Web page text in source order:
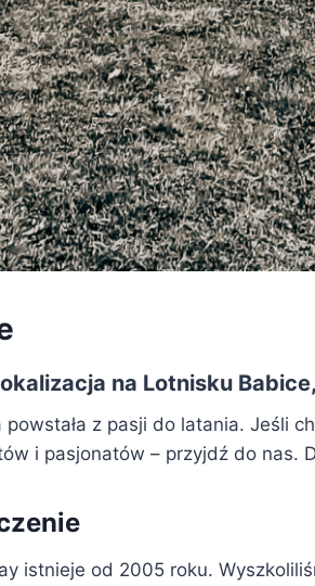
na Lotnisku
powstała z pasji do latania. Jeśli
i pasjonatów – przyjdź do nas.
istnieje od 2005 roku.